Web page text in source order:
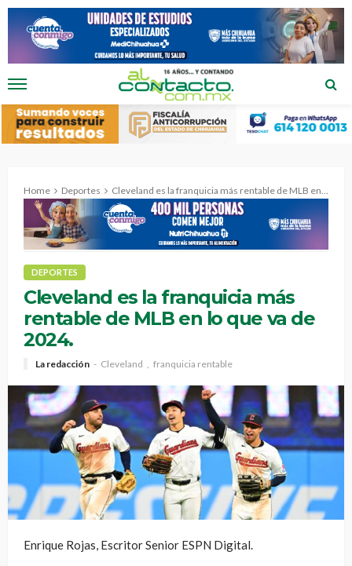
Home Deportes Cleveland es la franquicia más rentable de MLB en lo que va de 2024.
DEPORTES
Cleveland es la franquicia más
rentable de MLB en lo que va de
2024.
La redacción Cleveland franquicia rentable
Enrique Rojas, Escritor Senior ESPN Digital.